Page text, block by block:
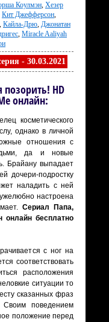
Коулмэн, Хезер
Кит Джефферсон,
, Кайла-Дрю, Джонатан
, Miracle Aaliyah
- 30.03.2021
HD
онлайн:
косметического
однако в личной
отношения с
да и новые
Брайану выпадает
дочери-подростку
наладить с ней
настроена
Сериал Папа,
онлайн бесплатно
с ног на
соответствовать
расположения
ситуации то
сказанных фраз
поведением
положение перед